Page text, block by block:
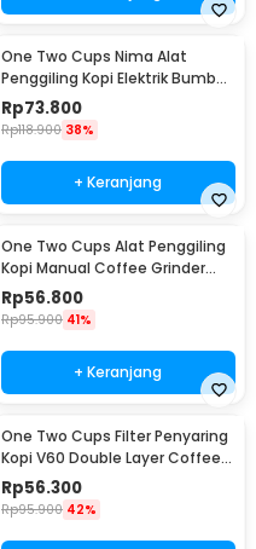
One Two Cups Nima Alat
Penggiling Kopi Elektrik Bumbu
Coffee Grinder - NM-8300
Rp73.800
Rp118.900 38%
+ Keranjang
One Two Cups Alat Penggiling
Kopi Manual Coffee Grinder
160ml - CF012
Rp56.800
Rp95.900 41%
+ Keranjang
One Two Cups Filter Penyaring
Kopi V60 Double Layer Coffee
Filter - FS-40S
Rp56.300
Rp95.900 42%